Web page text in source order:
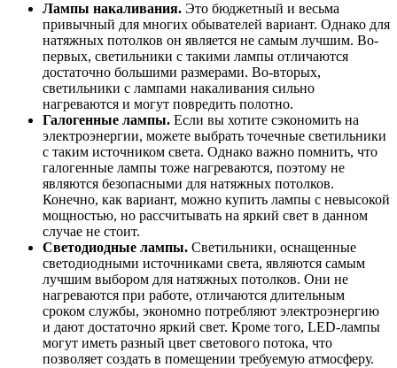
Лампы накаливания. Это бюджетный и весьма
привычный для многих обывателей вариант. Однако для
натяжных потолков он является не самым лучшим. Во-
первых, светильники с такими лампы отличаются
достаточно большими размерами. Во-вторых,
светильники с лампами накаливания сильно
нагреваются и могут повредить полотно.
Галогенные лампы. Если вы хотите сэкономить на
электроэнергии, можете выбрать точечные светильники
с таким источником света. Однако важно помнить, что
галогенные лампы тоже нагреваются, поэтому не
являются безопасными для натяжных потолков.
Конечно, как вариант, можно купить лампы с невысокой
мощностью, но рассчитывать на яркий свет в данном
случае не стоит.
Светодиодные лампы. Светильники, оснащенные
светодиодными источниками света, являются самым
лучшим выбором для натяжных потолков. Они не
нагреваются при работе, отличаются длительным
сроком службы, экономно потребляют электроэнергию
и дают достаточно яркий свет. Кроме того, LED-лампы
могут иметь разный цвет светового потока, что
позволяет создать в помещении требуемую атмосферу.